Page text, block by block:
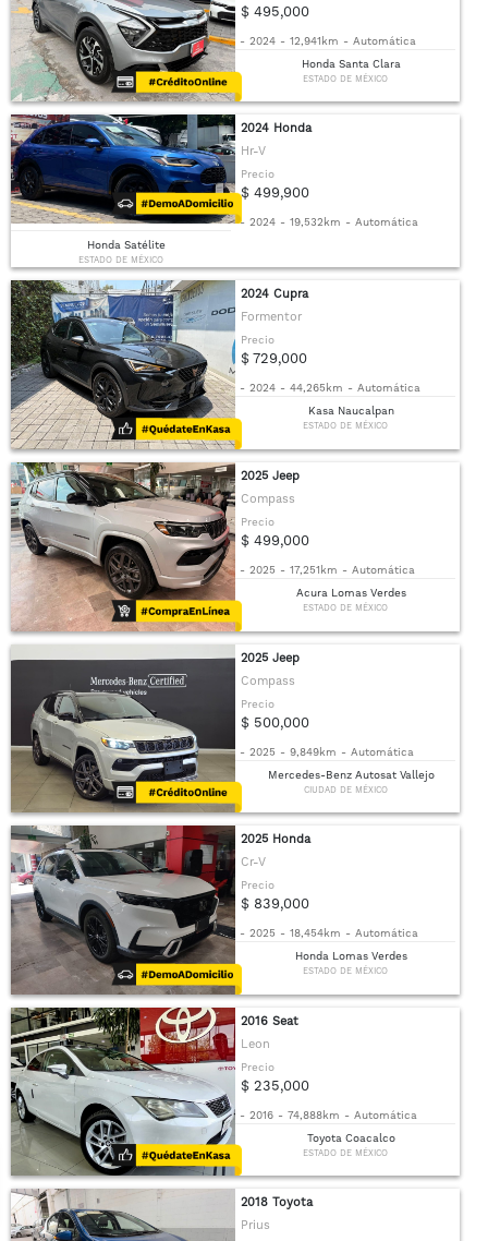
$ 495,000
- 2024 - 12,941km - Automática
Honda Santa Clara
ESTADO DE MÉXICO
2024 Honda
Hr-V
Precio
$ 499,900
- 2024 - 19,532km - Automática
Honda Satélite
ESTADO DE MÉXICO
2024 Cupra
Formentor
Precio
$ 729,000
- 2024 - 44,265km - Automática
Kasa Naucalpan
ESTADO DE MÉXICO
2025 Jeep
Compass
Precio
$ 499,000
- 2025 - 17,251km - Automática
Acura Lomas Verdes
ESTADO DE MÉXICO
2025 Jeep
Compass
Precio
$ 500,000
- 2025 - 9,849km - Automática
Mercedes-Benz Autosat Vallejo
CIUDAD DE MÉXICO
2025 Honda
Cr-V
Precio
$ 839,000
- 2025 - 18,454km - Automática
Honda Lomas Verdes
ESTADO DE MÉXICO
2016 Seat
Leon
Precio
$ 235,000
- 2016 - 74,888km - Automática
Toyota Coacalco
ESTADO DE MÉXICO
2018 Toyota
Prius